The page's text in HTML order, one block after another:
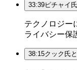
33:39ピチャイ
テクノロジー
ライバシー保
38:15クック氏